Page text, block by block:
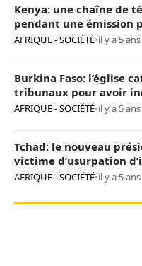
Kenya: une chaîne de
pendant une émission
AFRIQUE - SOCIÉTÉ•il y a 5 ans
Burkina Faso: l’église
tribunaux pour avoir
AFRIQUE - SOCIÉTÉ•il y a 5 ans
Tchad: le nouveau
victime d’usurpation
AFRIQUE - SOCIÉTÉ•il y a 5 ans